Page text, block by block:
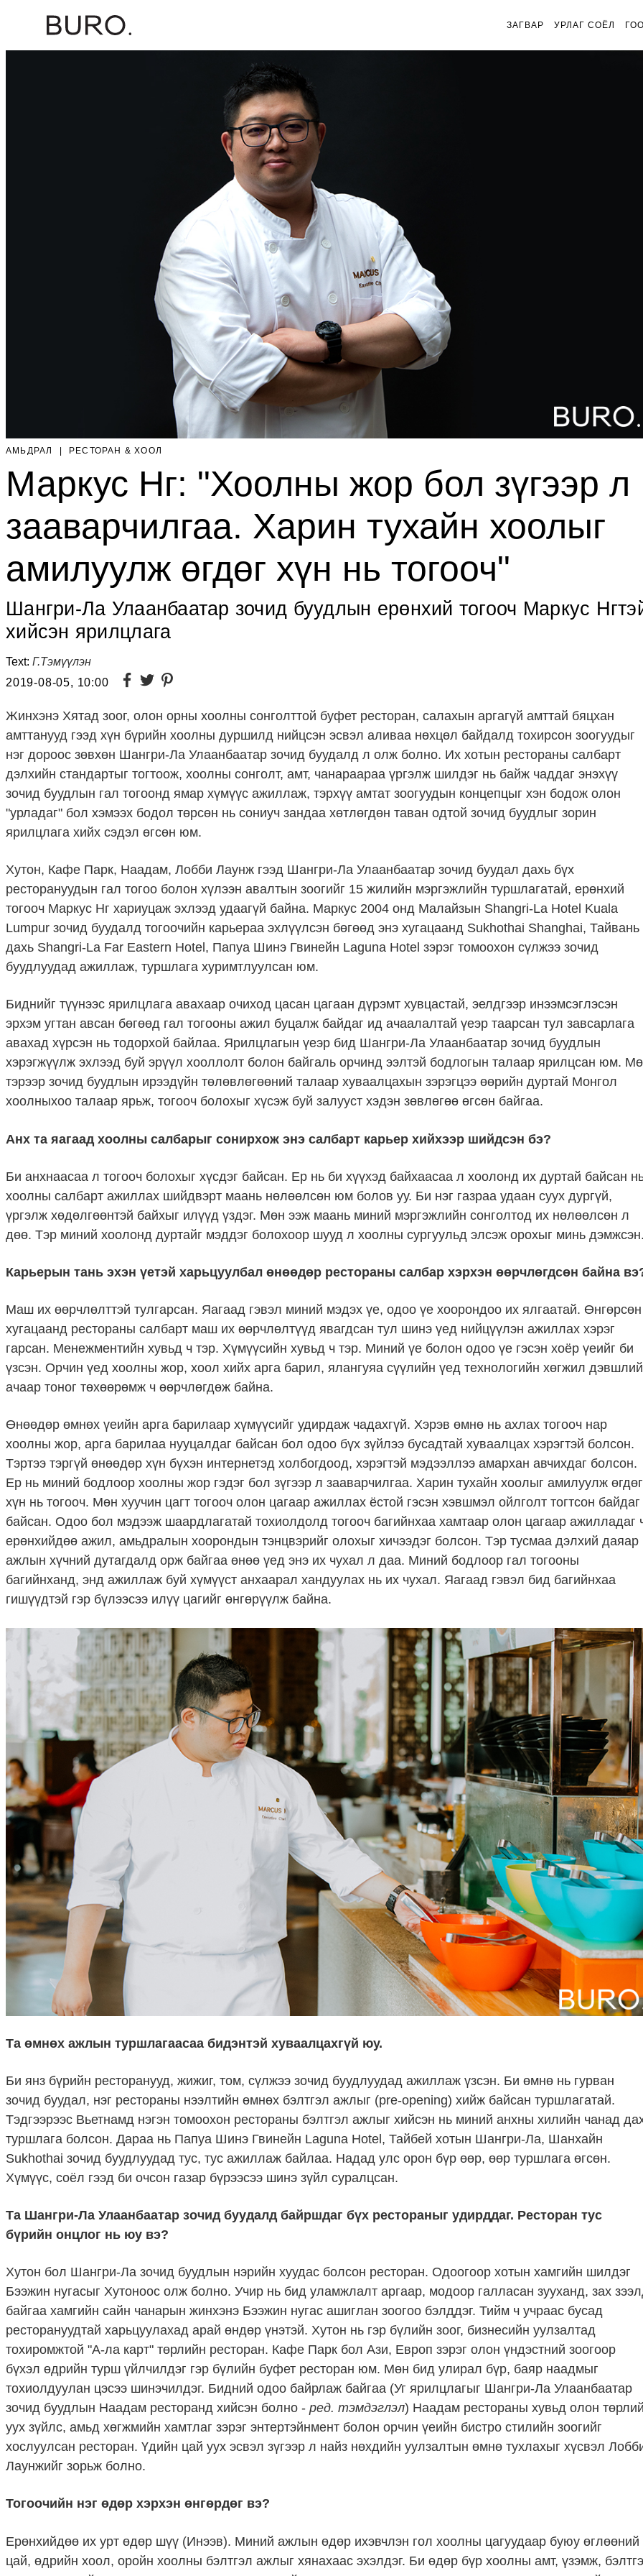
ЗАГВАР УРЛАГ СОЁЛ
АМЬДРАЛ РЕСТОРАН & ХООЛ
Маркус Нг: "Хоолны жор бол зүгээр л
зааварчилгаа. Харин тухайн хоолыг
амилуулж өгдөг хүн нь тогооч"
Шангри-Ла Улаанбаатар зочид буудлын ерөнхий тогооч Маркус
хийсэн ярилцлага
Text: Г.Тэмүүлэн
2019-08-05, 10:00
Жинхэнэ Хятад зоог, олон орны хоолны сонголттой буфет ресторан, салахын аргагүй амттай бяцхан
амттанууд гээд хүн бүрийн хоолны дуршилд нийцсэн эсвэл аливаа нөхцөл байдалд тохирсон зоогуудыг
нэг дороос зөвхөн Шангри-Ла Улаанбаатар зочид буудалд л олж болно. Их хотын рестораны салбарт
дэлхийн стандартыг тогтоож, хоолны сонголт, амт, чанараараа үргэлж шилдэг нь байж чаддаг энэхүү
зочид буудлын гал тогоонд ямар хүмүүс ажиллаж, тэрхүү амтат зоогуудын концепцыг хэн бодож олон
"урладаг" бол хэмээх бодол төрсөн нь сониуч зандаа хөтлөгдөн таван одтой зочид буудлыг зорин
ярилцлага хийх сэдэл өгсөн юм.
Хутон, Кафе Парк, Наадам, Лобби Лаунж гээд Шангри-Ла Улаанбаатар зочид буудал дахь бүх
ресторануудын гал тогоо болон хүлээн авалтын зоогийг 15 жилийн мэргэжлийн туршлагатай, ерөнхий
тогооч Маркус Нг хариуцаж эхлээд удаагүй байна. Маркус 2004 онд Малайзын Shangri-La Hotel Kuala
Lumpur зочид буудалд тогоочийн карьераа эхлүүлсэн бөгөөд энэ хугацаанд Sukhothai Shanghai, Тайвань
дахь Shangri-La Far Eastern Hotel, Папуа Шинэ Гвинейн Laguna Hotel зэрэг томоохон сүлжээ зочид
буудлуудад ажиллаж, туршлага хуримтлуулсан юм.
Биднийг түүнээс ярилцлага авахаар очиход цасан цагаан дүрэмт хувцастай, эелдгээр инээмсэглэсэн
эрхэм угтан авсан бөгөөд гал тогооны ажил буцалж байдаг ид ачаалалтай үеэр таарсан тул завсарлага
авахад хүрсэн нь тодорхой байлаа. Ярилцлагын үеэр бид Шангри-Ла Улаанбаатар зочид буудлын
хэрэгжүүлж эхлээд буй эрүүл хооллолт болон байгаль орчинд ээлтэй бодлогын талаар ярилцсан юм.
тэрээр зочид буудлын ирээдүйн төлөвлөгөөний талаар хуваалцахын зэрэгцээ өөрийн дуртай Монгол
хоолныхоо талаар ярьж, тогооч болохыг хүсэж буй залууст хэдэн зөвлөгөө өгсөн байгаа.
Анх та яагаад хоолны салбарыг сонирхож энэ салбарт карьер хийхээр шийдсэн бэ?
Би анхнаасаа л тогооч болохыг хүсдэг байсан. Ер нь би хүүхэд байхаасаа л хоолонд их дуртай байсан
хоолны салбарт ажиллах шийдвэрт маань нөлөөлсөн юм болов уу. Би нэг газраа удаан суух дургүй,
үргэлж хөдөлгөөнтэй байхыг илүүд үздэг. Мөн ээж маань миний мэргэжлийн сонголтод их нөлөөлсөн л
дөө. Тэр миний хоолонд дуртайг мэддэг болохоор шууд л хоолны сургуульд элсэж орохыг минь
Карьерын тань эхэн үетэй харьцуулбал өнөөдөр рестораны салбар хэрхэн өөрчлөгдсөн байна
Маш их өөрчлөлттэй тулгарсан. Яагаад гэвэл миний мэдэх үе, одоо үе хоорондоо их ялгаатай. Өнгөрсөн
хугацаанд рестораны салбарт маш их өөрчлөлтүүд явагдсан тул шинэ үед нийцүүлэн ажиллах хэрэг
гарсан. Менежментийн хувьд ч тэр. Хүмүүсийн хувьд ч тэр. Миний үе болон одоо үе гэсэн хоёр үеийг би
үзсэн. Орчин үед хоолны жор, хоол хийх арга барил, ялангуяа сүүлийн үед технологийн хөгжил
ачаар тоног төхөөрөмж ч өөрчлөгдөж байна.
Өнөөдөр өмнөх үеийн арга барилаар хүмүүсийг удирдаж чадахгүй. Хэрэв өмнө нь ахлах тогооч нар
хоолны жор, арга барилаа нууцалдаг байсан бол одоо бүх зүйлээ бусадтай хуваалцах хэрэгтэй болсон.
Тэртээ тэргүй өнөөдөр хүн бүхэн интернетэд холбогдоод, хэрэгтэй мэдээллээ амархан авчихдаг болсон.
Ер нь миний бодлоор хоолны жор гэдэг бол зүгээр л зааварчилгаа. Харин тухайн хоолыг амилуулж өгдөг
хүн нь тогооч. Мөн хуучин цагт тогооч олон цагаар ажиллах ёстой гэсэн хэвшмэл ойлголт тогтсон байдаг
байсан. Одоо бол мэдээж шаардлагатай тохиолдолд тогооч багийнхаа хамтаар олон цагаар ажилладаг
ерөнхийдөө ажил, амьдралын хоорондын тэнцвэрийг олохыг хичээдэг болсон. Тэр тусмаа дэлхий даяар
ажлын хүчний дутагдалд орж байгаа өнөө үед энэ их чухал л даа. Миний бодлоор гал тогооны
багийнханд, энд ажиллаж буй хүмүүст анхаарал хандуулах нь их чухал. Яагаад гэвэл бид багийнхаа
гишүүдтэй гэр бүлээсээ илүү цагийг өнгөрүүлж байна.
Та өмнөх ажлын туршлагаасаа бидэнтэй хуваалцахгүй юу.
Би янз бүрийн ресторанууд, жижиг, том, сүлжээ зочид буудлуудад ажиллаж үзсэн. Би өмнө нь гурван
зочид буудал, нэг рестораны нээлтийн өмнөх бэлтгэл ажлыг (pre-opening) хийж байсан туршлагатай.
Тэдгээрээс Вьетнамд нэгэн томоохон рестораны бэлтгэл ажлыг хийсэн нь миний анхны хилийн чанад
туршлага болсон. Дараа нь Папуа Шинэ Гвинейн Laguna Hotel, Тайбей хотын Шангри-Ла, Шанхайн
Sukhothai зочид буудлуудад тус, тус ажиллаж байлаа. Надад улс орон бүр өөр, өөр туршлага өгсөн.
Хүмүүс, соёл гээд би очсон газар бүрээсээ шинэ зүйл суралцсан.
Та Шангри-Ла Улаанбаатар зочид буудалд байршдаг бүх рестораныг удирддаг. Ресторан тус
бүрийн онцлог нь юу вэ?
Хутон бол Шангри-Ла зочид буудлын нэрийн хуудас болсон ресторан. Одоогоор хотын хамгийн шилдэг
Бээжин нугасыг Хутоноос олж болно. Учир нь бид уламжлалт аргаар, модоор галласан зууханд, зах
байгаа хамгийн сайн чанарын жинхэнэ Бээжин нугас ашиглан зоогоо бэлддэг. Тийм ч учраас бусад
ресторануудтай харьцуулахад арай өндөр үнэтэй. Хутон нь гэр бүлийн зоог, бизнесийн уулзалтад
тохиромжтой "А-ла карт" төрлийн ресторан. Кафе Парк бол Ази, Европ зэрэг олон үндэстний зоогоор
бүхэл өдрийн турш үйлчилдэг гэр бүлийн буфет ресторан юм. Мөн бид улирал бүр, баяр наадмыг
тохиолдуулан цэсээ шинэчилдэг. Бидний одоо байрлаж байгаа (Уг ярилцлагыг Шангри-Ла Улаанбаатар
зочид буудлын Наадам ресторанд хийсэн болно - ред. тэмдэглэл) Наадам рестораны хувьд олон
уух зүйлс, амьд хөгжмийн хамтлаг зэрэг энтертэйнмент болон орчин үеийн бистро стилийн зоогийг
хослуулсан ресторан. Үдийн цай уух эсвэл зүгээр л найз нөхдийн уулзалтын өмнө тухлахыг хүсвэл
Лаунжийг зорьж болно.
Тогоочийн нэг өдөр хэрхэн өнгөрдөг вэ?
Ерөнхийдөө их урт өдөр шүү (Инээв). Миний ажлын өдөр ихэвчлэн гол хоолны цагуудаар буюу өглөөний
цай, өдрийн хоол, оройн хоолны бэлтгэл ажлыг хянахаас эхэлдэг. Би өдөр бүр хоолны амт, үзэмж,